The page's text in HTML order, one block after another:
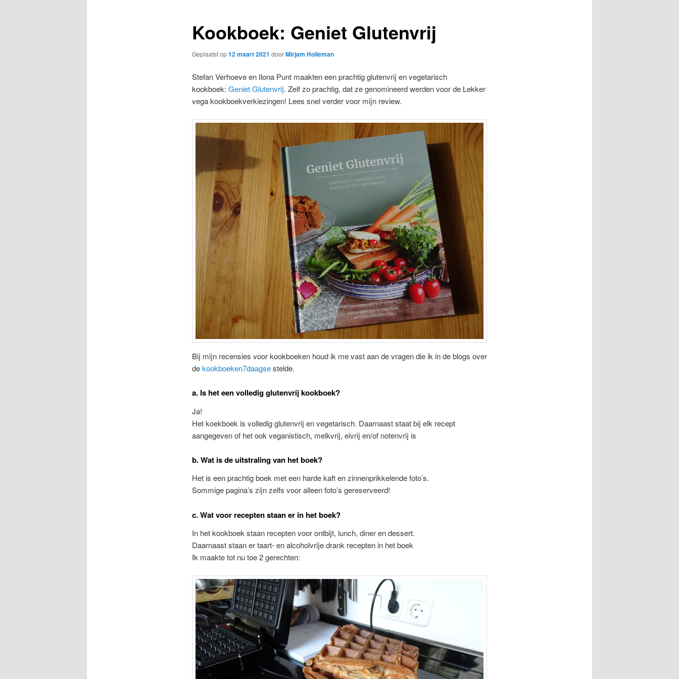
Kookboek: Geniet Glutenvrij
Geplaatst op12 maart 2021 doorMirjam Holleman
Stefan Verhoeve en Ilona Punt maakten een prachtig glutenvrij en vegetarisch
kookboek: Geniet Glutenvrij. Zelf zo prachtig, dat ze genomineerd werden voor de Lekker
vega kookboekverkiezingen! Lees snel verder voor mijn review.
Bij mijn recensies voor kookboeken houd ik me vast aan de vragen die ik in de blogs over
dekookboeken7daagsestelde.
a. Is het een volledig glutenvrij kookboek?
Ja!
Het koekboek is volledig glutenvrij en vegetarisch. Daarnaast staat bij elk recept
aangegeven of het ook veganistisch, melkvrij, eivrij en/of notenvrij is
b. Wat is de uitstraling van het boek?
Het is een prachtig boek met een harde kaft en zinnenprikkelende foto’s.
Sommige pagina’s zijn zelfs voor alleen foto’s gereserveerd!
c. Wat voor recepten staan er in het boek?
In het kookboek staan recepten voor ontbijt, lunch, diner en dessert.
Daarnaast staan er taart- en alcoholvrije drank recepten in het boek
Ik maakte tot nu toe 2 gerechten: